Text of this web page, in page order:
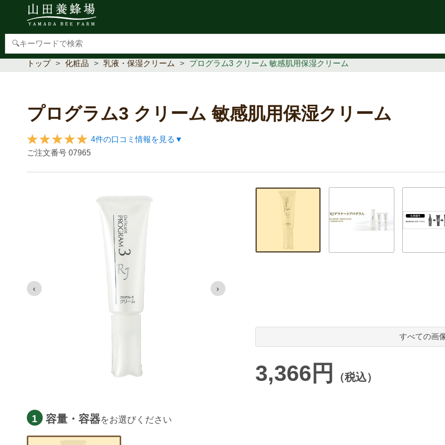
【重要】本人認証サービス(3Dセキュア2.0)導入のお知らせ
トップ 化粧品 乳液・保湿クリーム プログラム3 クリーム 敏感肌用保湿クリーム
プログラム3 クリーム 敏感肌用保湿クリーム
4件の口コミ情報を見る▼
ご注文番号 07965
すべての画
3,366円 （税込）
1 容量・容器をお選びください